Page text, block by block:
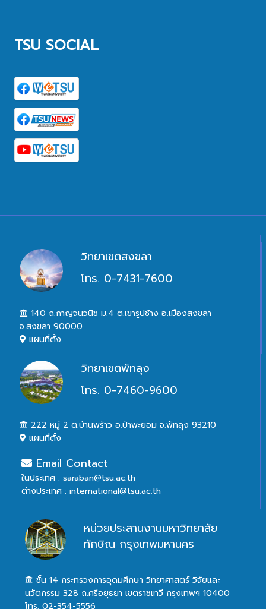
TSU SOCIAL
วิทยาเขตสงขลา
โทร. 0-7431-7600
140 ถ.กาญจนวนิช ม.4 ต.เขารูปช้าง อ.เมืองสงขลา
จ.สงขลา 90000
แผนที่ตั้ง
วิทยาเขตพัทลุง
โทร. 0-7460-9600
222 หมู่ 2 ต.บ้านพร้าว อ.ป่าพะยอม จ.พัทลุง 93210
แผนที่ตั้ง
Email Contact
ในประเทศ : saraban@tsu.ac.th
ต่างประเทศ : international@tsu.ac.th
หน่วยประสานงานมหาวิทยาลัย
ทักษิณ กรุงเทพมหานคร
ชั้น 14 กระทรวงการอุดมศึกษา วิทยาศาสตร์ วิจัยและ
นวัตกรรม 328 ถ.ศรีอยุธยา เขตราชเทวี กรุงเทพฯ 10400